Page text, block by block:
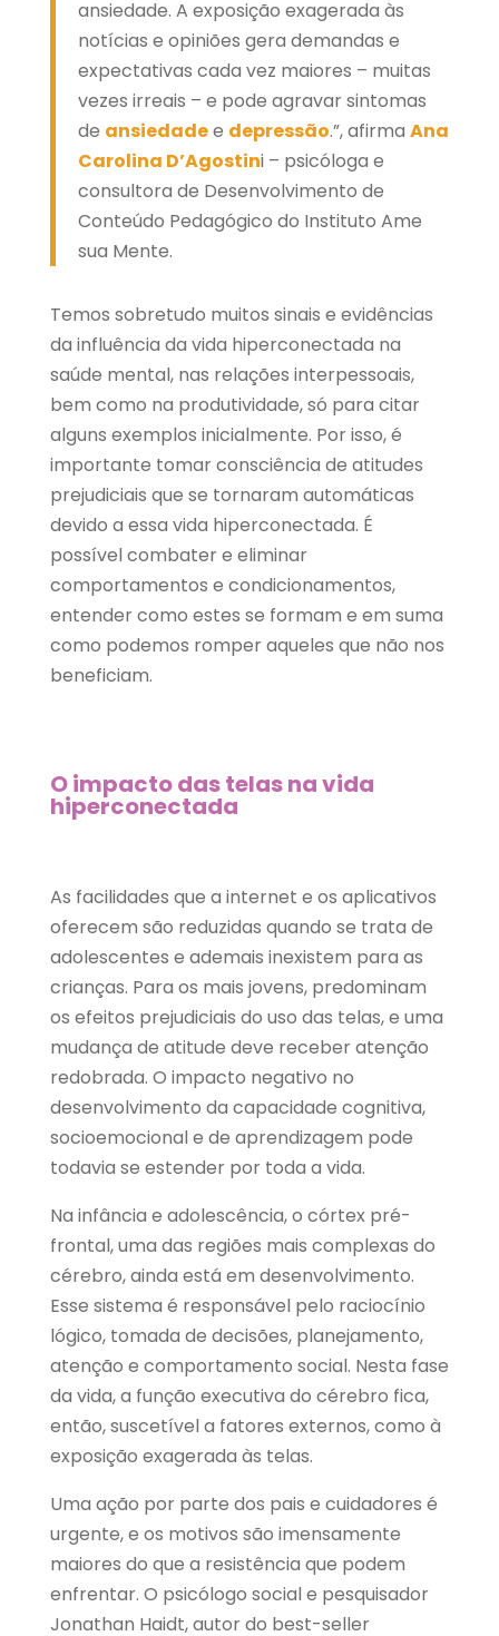
ansiedade. A exposição exagerada às
notícias e opiniões gera demandas e
expectativas cada vez maiores – muitas
vezes irreais – e pode agravar sintomas
de ansiedadee depressão.”, afirma Ana
Carolina D’Agostini – psicóloga e
consultora de Desenvolvimento de
Conteúdo Pedagógico do Instituto Ame
sua Mente.
Temos sobretudo muitos sinais e evidências
da influência da vida hiperconectada na
saúde mental, nas relações interpessoais,
bem como na produtividade, só para citar
alguns exemplos inicialmente. Por isso, é
importante tomar consciência de atitudes
prejudiciais que se tornaram automáticas
devido a essa vida hiperconectada. É
possível combater e eliminar
comportamentos e condicionamentos,
entender como estes se formam e em suma
como podemos romper aqueles que não nos
beneficiam.
O impacto das telas na vida
hiperconectada
As facilidades que a internet e os aplicativos
oferecem são reduzidas quando se trata de
adolescentes e ademais inexistem para as
crianças. Para os mais jovens, predominam
os efeitos prejudiciais do uso das telas, e uma
mudança de atitude deve receber atenção
redobrada. O impacto negativo no
desenvolvimento da capacidade cognitiva,
socioemocional e de aprendizagem pode
todavia se estender por toda a vida.
Na infância e adolescência, o córtex pré-
frontal, uma das regiões mais complexas do
cérebro, ainda está em desenvolvimento.
Esse sistema é responsável pelo raciocínio
lógico, tomada de decisões, planejamento,
atenção e comportamento social. Nesta fase
da vida, a função executiva do cérebro fica,
então, suscetível a fatores externos, como à
exposição exagerada às telas.
Uma ação por parte dos pais e cuidadores é
urgente, e os motivos são imensamente
maiores do que a resistência que podem
enfrentar. O psicólogo social e pesquisador
Jonathan Haidt,autor do best-seller